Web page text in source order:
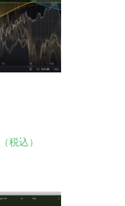
（税込）